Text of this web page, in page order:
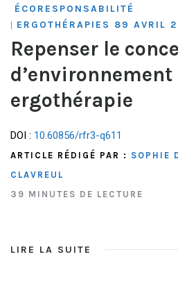
ÉCORESPONSABILITÉ
ERGOTHÉRAPIES 89 AVRIL
Repenser le
d’environnement
ergothérapie
DOI : 10.60856/rfr3-q611
ARTICLE RÉDIGÉ PAR : SOPHIE
CLAVREUL
39 MINUTES DE LECTURE
LIRE LA SUITE